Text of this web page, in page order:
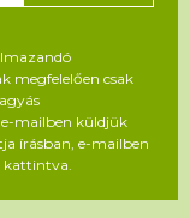
megfelelően csak
mailben küldjük
írásban, e-mailben